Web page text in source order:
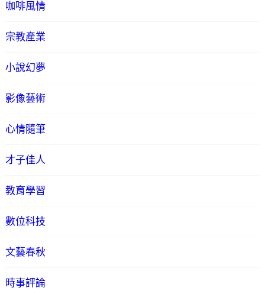
咖啡風情
宗教產業
小說幻夢
影像藝術
心情隨筆
才子佳人
教育學習
數位科技
文藝春秋
時事評論